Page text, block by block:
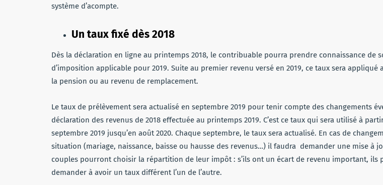
système d’acompte.
Un taux fixé dès 2018
Dès la déclaration en ligne au printemps 2018, le contribuable pourra prendre connaissance de
d’imposition applicable pour 2019. Suite au premier revenu versé en 2019, ce taux sera appliqué
la pension ou au revenu de remplacement.
Le taux de prélèvement sera actualisé en septembre 2019 pour tenir compte des changements
déclaration des revenus de 2018 effectuée au printemps 2019. C’est ce taux qui sera utilisé à
septembre 2019 jusqu’en août 2020. Chaque septembre, le taux sera actualisé. En cas de
situation (mariage, naissance, baisse ou hausse des revenus…) il faudra demander une mise à
couples pourront choisir la répartition de leur impôt : s’ils ont un écart de revenu important, ils
demander à avoir un taux différent l’un de l’autre.